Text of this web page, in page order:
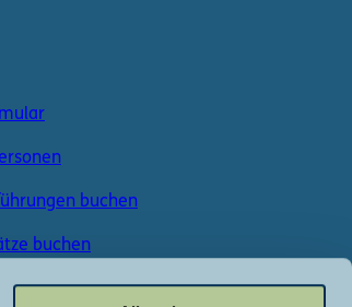
buchen
buchen
kaufen